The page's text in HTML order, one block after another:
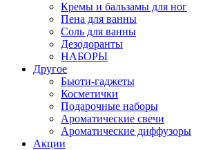
Кремы и бальзамы для ног
Пена для ванны
Соль для ванны
Дезодоранты
НАБОРЫ
Другое
Бьюти-гаджеты
Косметички
Подарочные наборы
Ароматические свечи
Ароматические диффузоры
Акции